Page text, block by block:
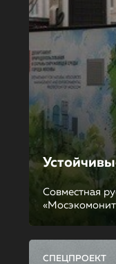
Совместная
СПЕЦПРОЕКТ